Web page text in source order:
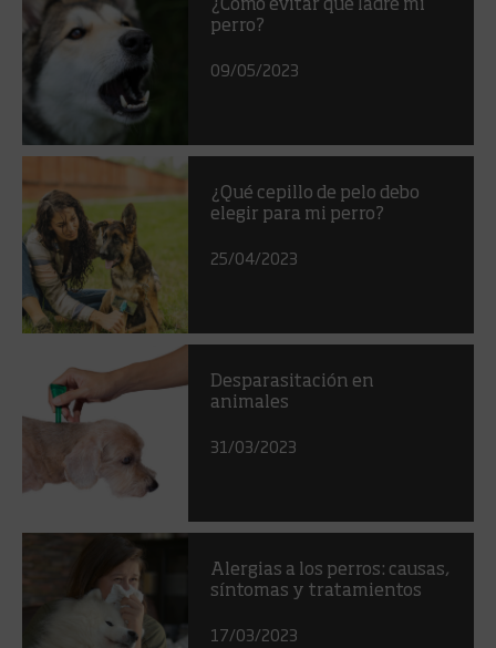
¿Cómo evitar que ladre mi
perro?
09/05/2023
¿Qué cepillo de pelo debo
elegir para mi perro?
25/04/2023
Desparasitación en
animales
31/03/2023
Alergias a los perros: causas,
síntomas y tratamientos
17/03/2023